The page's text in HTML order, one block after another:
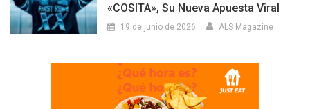
«COSITA», Su Nueva Apuesta Viral
19 de junio de 2026 ALS Magazine